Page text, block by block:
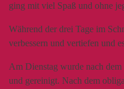
ging mit viel Spaß und ohne
Während der drei Tage im
verbessern und vertiefen und
Am Dienstag wurde nach
und gereinigt. Nach dem